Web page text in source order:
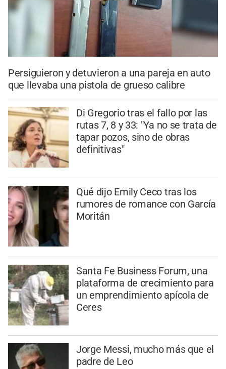
Persiguieron y detuvieron a una pareja en auto
que llevaba una pistola de grueso calibre
Di Gregorio tras el fallo por las
rutas 7, 8 y 33: "Ya no se trata de
tapar pozos, sino de obras
definitivas"
Qué dijo Emily Ceco tras los
rumores de romance con García
Moritán
Santa Fe Business Forum, una
plataforma de crecimiento para
un emprendimiento apícola de
Ceres
Jorge Messi, mucho más que el
padre de Leo